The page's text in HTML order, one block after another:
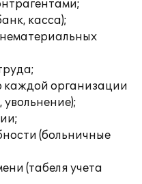
касса);
каждой организации
(больничные
(табеля учета